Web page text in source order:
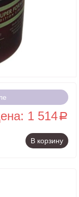
1 514a
В корзину